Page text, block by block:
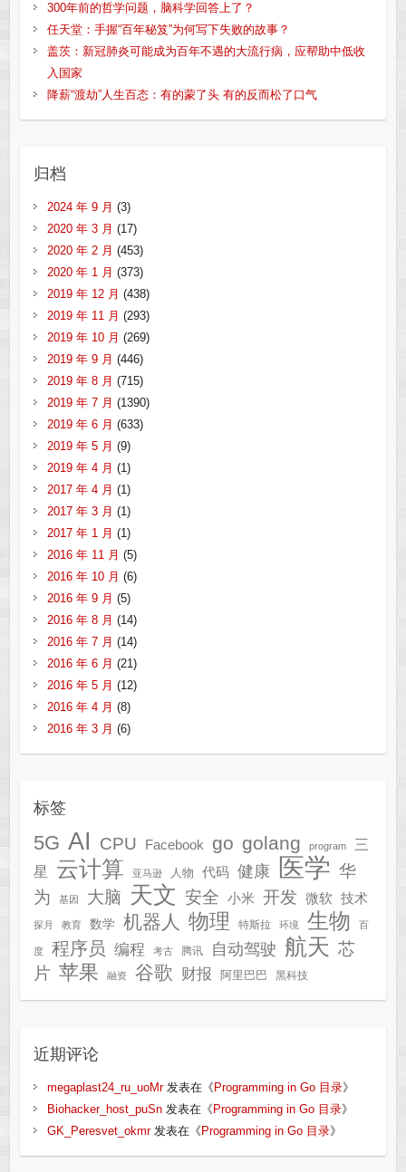
300年前的哲学问题，脑科学回答上了？
任天堂：手握“百年秘笈”为何写下失败的故事？
盖茨：新冠肺炎可能成为百年不遇的大流行病，应帮助中低收
入国家
降薪“渡劫”人生百态：有的蒙了头 有的反而松了口气
归档
2024 年 9 月 (3)
2020 年 3 月 (17)
2020 年 2 月 (453)
2020 年 1 月 (373)
2019 年 12 月 (438)
2019 年 11 月 (293)
2019 年 10 月 (269)
2019 年 9 月 (446)
2019 年 8 月 (715)
2019 年 7 月 (1390)
2019 年 6 月 (633)
2019 年 5 月 (9)
2019 年 4 月 (1)
2017 年 4 月 (1)
2017 年 3 月 (1)
2017 年 1 月 (1)
2016 年 11 月 (5)
2016 年 10 月 (6)
2016 年 9 月 (5)
2016 年 8 月 (14)
2016 年 7 月 (14)
2016 年 6 月 (21)
2016 年 5 月 (12)
2016 年 4 月 (8)
2016 年 3 月 (6)
标签
5G AI CPU Facebook go golang program
三
星
云计算 亚马逊 人物 代码 健康 医学 华
为
基因 大脑 天文 安全 小米 开发 微软 技术
探月 教育 数学 机器人 物理 特斯拉 环境 生物 百
度 程序员 编程 考古 腾讯 自动驾驶 航天 芯
片 苹果 融资 谷歌 财报 阿里巴巴 黑科技
近期评论
megaplast24_ru_uoMr发表在《 Programming in Go 目录》
Biohacker_host_puSn发表在《 Programming in Go 目录》
GK_Peresvet_okmr发表在《 Programming in Go 目录》